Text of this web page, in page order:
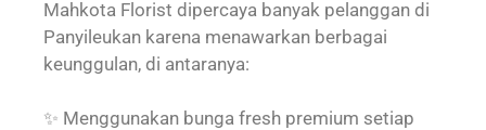
Mahkota Florist dipercaya banyak pelanggan di
Panyileukan karena menawarkan berbagai
keunggulan, di antaranya:
✨ Menggunakan bunga fresh premium setiap